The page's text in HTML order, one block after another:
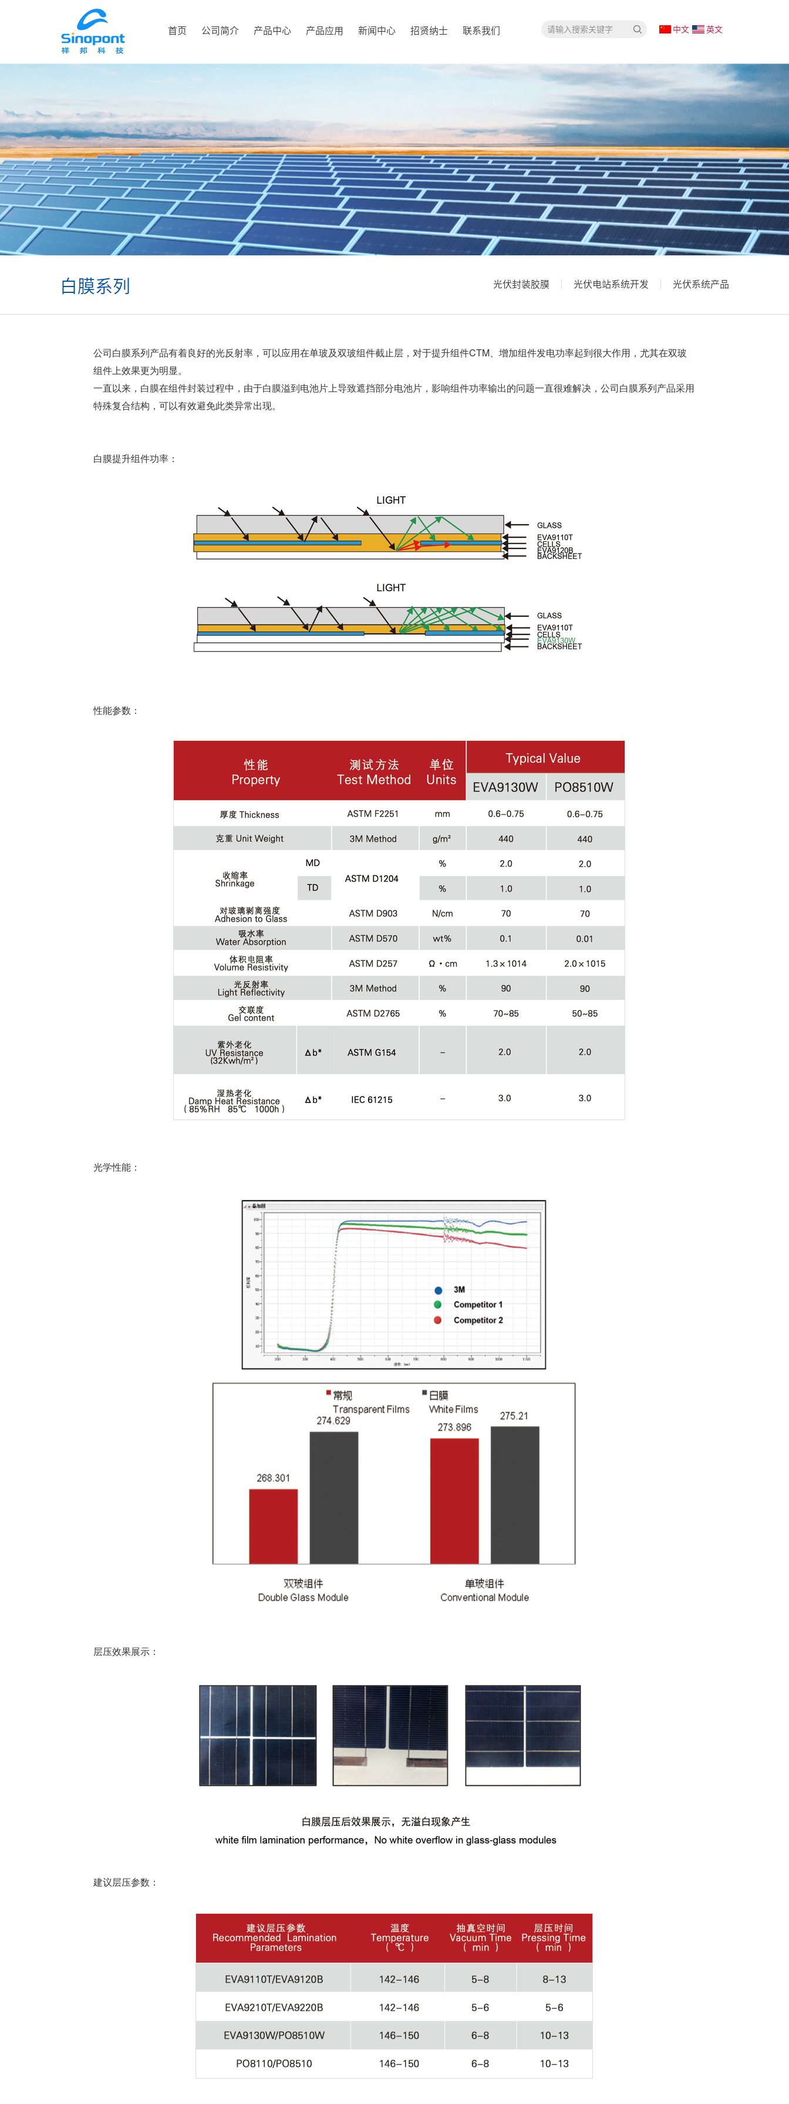
首页 公司简介 产品中心 产品应用 新闻中心 招贤纳士 联系我们 中文 英文
白膜系列 光伏封装胶膜 光伏电站系统开发 光伏系统产品
公司白膜系列产品有着良好的光反射率，可以应用在单玻及双玻组件截止层，对于提升组件CTM、增加组件发电功率起到很大作用，尤其在双玻
组件上效果更为明显。
一直以来，白膜在组件封装过程中，由于白膜溢到电池片上导致遮挡部分电池片，影响组件功率输出的问题一直很难解决， 公司白膜系列产品采用
特殊复合结构，可以有效避免此类异常出现。
白膜提升组件功率：
性能参数：
光学性能：
层压效果展示：
建议层压参数：